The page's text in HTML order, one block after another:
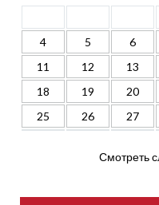
4
5 6
11
12 13
18
19 20
25
26 27
Смотреть